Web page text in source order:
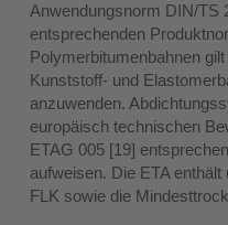
Anwendungsnorm DIN/TS
entsprechenden
Polymerbitumenbahnen
Kunststoff- und
anzuwenden.
europäisch technischen
ETAG 005 [19]
aufweisen. Die ETA
FLK sowie die